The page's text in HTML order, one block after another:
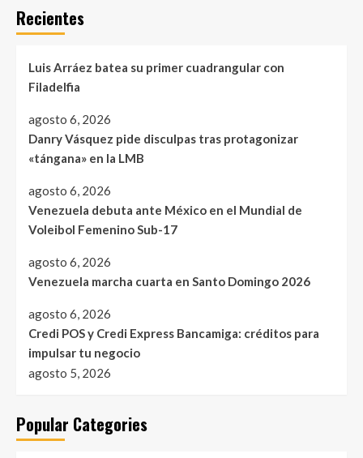
Recientes
Luis Arráez batea su primer cuadrangular con
Filadelfia
agosto 6, 2026
Danry Vásquez pide disculpas tras protagonizar
«tángana» en la LMB
agosto 6, 2026
Venezuela debuta ante México en el Mundial de
Voleibol Femenino Sub-17
agosto 6, 2026
Venezuela marcha cuarta en Santo Domingo 2026
agosto 6, 2026
Credi POS y Credi Express Bancamiga: créditos para
impulsar tu negocio
agosto 5, 2026
Popular Categories